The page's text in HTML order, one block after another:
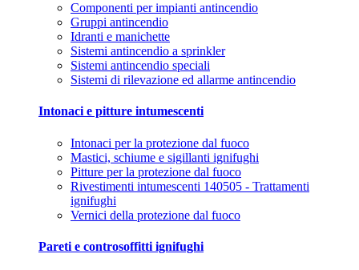
Componenti per impianti antincendio
Gruppi antincendio
Idranti e manichette
Sistemi antincendio a sprinkler
Sistemi antincendio speciali
Sistemi di rilevazione ed allarme antincendio
Intonaci e pitture intumescenti
Intonaci per la protezione dal fuoco
Mastici, schiume e sigillanti ignifughi
Pitture per la protezione dal fuoco
Rivestimenti intumescenti 140505 - Trattamenti
ignifughi
Vernici della protezione dal fuoco
Pareti e controsoffitti ignifughi